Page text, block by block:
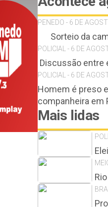
PENEDO - 6 DE
Sorteio da
POLICIAL - 6 DE
Discussão entre
POLICIAL - 6 DE
Homem é preso
companheira em
Mais lidas